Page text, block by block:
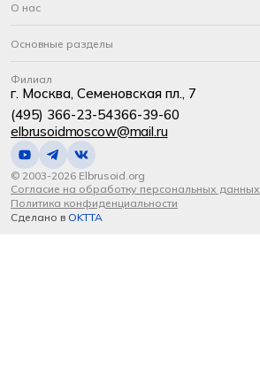
О нас
Основные разделы
Филиал
г. Москва, Семеновская пл., 7
(495) 366-23-54366-39-60
elbrusoidmoscow@mail.ru
© 2003-2026 Elbrusoid.org
Согласие на обработку персональных данных
Политика конфиденциальности
Сделано в OKTTA